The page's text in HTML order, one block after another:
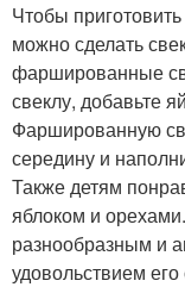
Чтобы
можно сделать
фаршированные
свеклу, добавьте
Фаршированную
середину и
Также детям
яблоком и
разнообразным и
удовольствием его